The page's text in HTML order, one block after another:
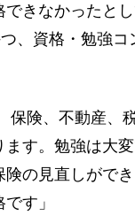
きなかったと
、資格・勉強
保険、不動産、
す。勉強は大
の見直しがで
す」